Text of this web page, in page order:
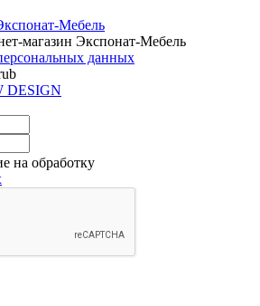
магазин Экспонат-Мебель
данных
DESIGN
на обработку